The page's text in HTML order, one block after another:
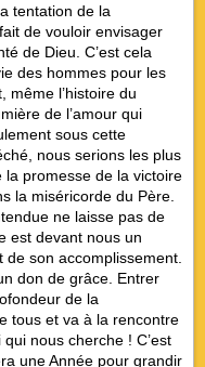
tentation de la
de vouloir envisager
de Dieu. C’est cela
des hommes pour les
même l’histoire du
de l’amour qui
sous cette
nous serions les plus
promesse de la victoire
la miséricorde du Père.
ne laisse pas de
est devant nous un
son accomplissement.
don de grâce. Entrer
de la
tous et va à la rencontre
nous cherche ! C’est
une Année pour grandir